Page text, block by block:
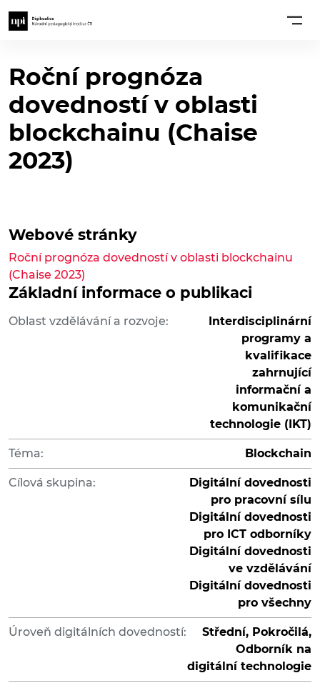
Roční prognóza
dovedností v oblasti
blockchainu (Chaise
2023)
Základní informace o publikaci
Oblast vzdělávání a rozvoje:
Interdisciplinární
programy a
kvalifikace
zahrnující
informační a
komunikační
technologie (IKT)
Téma: Blockchain
Cílová skupina:
Digitální dovednosti
pro pracovní sílu
Digitální dovednosti
pro ICT odborníky
Digitální dovednosti
ve vzdělávání
Digitální dovednosti
pro všechny
Úroveň digitálních dovedností:
Střední, Pokročilá,
Odborník na
digitální technologie
Webové stránky
Roční prognóza dovedností v oblasti blockchainu
(Chaise 2023)